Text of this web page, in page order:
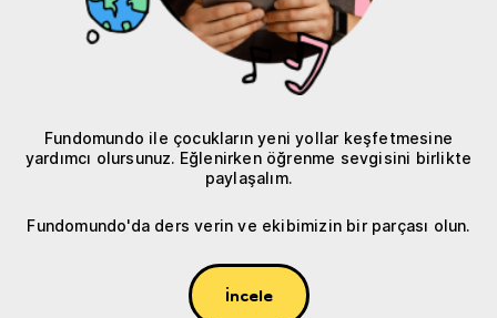
Fundomundo ile çocukların yeni yollar keşfetmesine
yardımcı olursunuz. Eğlenirken öğrenme sevgisini birlikte
paylaşalım.
Fundomundo'da ders verin ve ekibimizin bir parçası olun.
İncele